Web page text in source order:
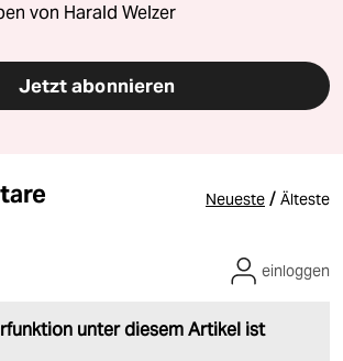
von Harald Welzer
Jetzt abonnieren
Neueste / Älteste
unter diesem Artikel ist
einloggen